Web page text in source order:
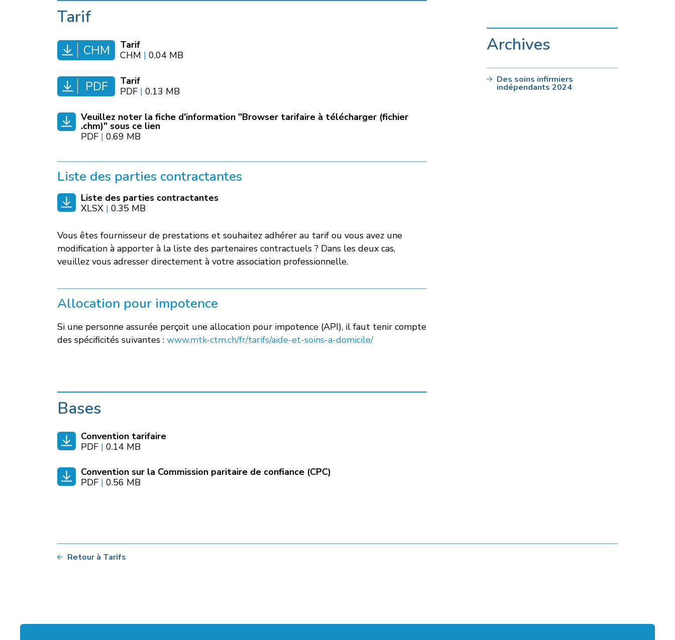
Tarif
CHM
Tarif
CHM | 0.04 MB
PDF
Tarif
PDF | 0.13 MB
Veuillez noter la fiche d'information "Browser tarifaire à télécharger (fichier
.chm)" sous ce lien
PDF | 0.69 MB
Liste des parties contractantes
Liste des parties contractantes
XLSX | 0.35 MB
Vous êtes fournisseur de prestations et souhaitez adhérer au tarif ou vous avez une
modification à apporter à la liste des partenaires contractuels ? Dans les deux cas,
veuillez vous adresser directement à votre association professionnelle.
Allocation pour impotence
Si une personne assurée perçoit une allocation pour impotence (API), il faut tenir compte
des spécificités suivantes : www.mtk-ctm.ch/fr/tarifs/aide-et-soins-a-domicile/
Bases
Convention tarifaire
PDF | 0.14 MB
Convention sur la Commission paritaire de confiance (CPC)
PDF | 0.56 MB
Archives
Des soins infirmiers
indépendants 2024
Retour à Tarifs